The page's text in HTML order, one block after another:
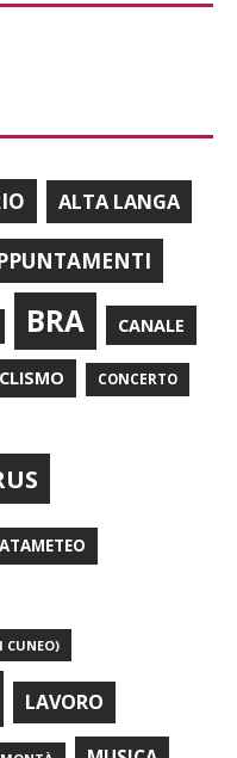
ALTA LANGA
BRA CANALE
CONCERTO
CUNEO)
LAVORO